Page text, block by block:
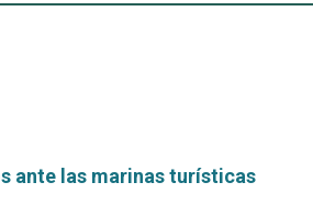
ante las marinas turísticas